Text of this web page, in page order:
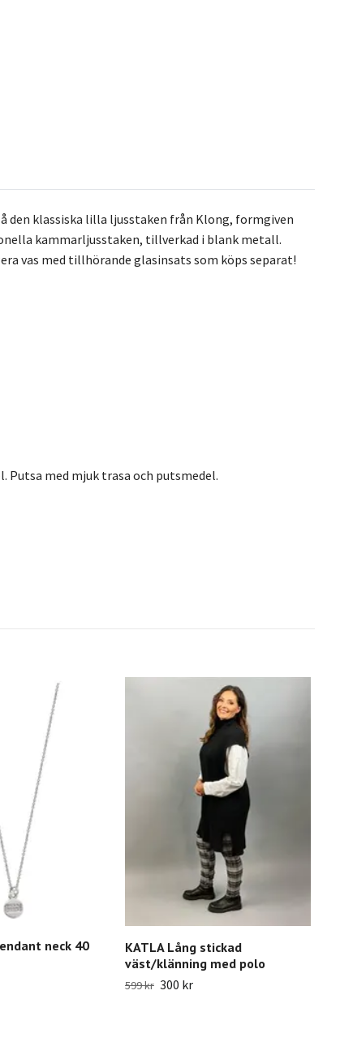
den klassiska lilla ljusstaken från Klong, formgiven
kammarljusstaken, tillverkad i blank metall.
vas med tillhörande glasinsats som köps separat!
Putsa med mjuk trasa och putsmedel.
neck 40
KATLA Lång stickad
väst/klänning med polo
599 kr 300 kr